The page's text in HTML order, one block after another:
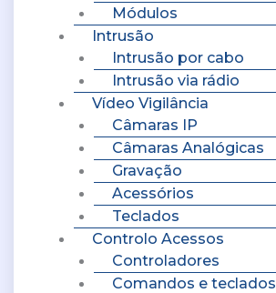
Módulos
Intrusão
Intrusão por cabo
Intrusão via rádio
Vídeo Vigilância
Câmaras IP
Câmaras Analógicas
Gravação
Acessórios
Teclados
Controlo Acessos
Controladores
Comandos e teclados